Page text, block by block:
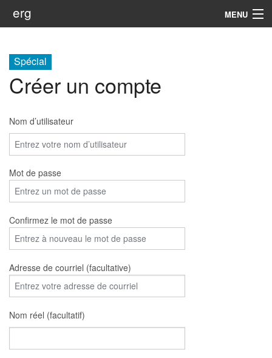
erg MENU
Soutien
Web
Spécial
Créer un compte
Nom d’utilisateur
Mot de passe
Confirmez le mot de passe
Adresse de courriel (facultative)
Nom réel (facultatif)